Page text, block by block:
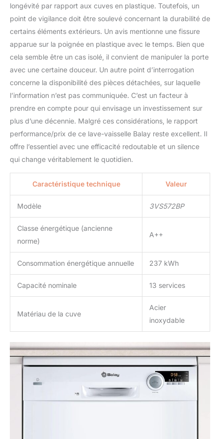
longévité par rapport aux cuves en plastique. Toutefois, un
point de vigilance doit être soulevé concernant la durabilité de
certains éléments extérieurs. Un avis mentionne une fissure
apparue sur la poignée en plastique avec le temps. Bien que
cela semble être un cas isolé, il convient de manipuler la porte
avec une certaine douceur. Un autre point d’interrogation
concerne la disponibilité des pièces détachées, sur laquelle
l’information n’est pas communiquée. C’est un facteur à
prendre en compte pour qui envisage un investissement sur
plus d’une décennie. Malgré ces considérations, le rapport
performance/prix de ce lave-vaisselle Balay reste excellent. Il
offre l’essentiel avec une efficacité redoutable et un silence
qui change véritablement le quotidien.
Caractéristique technique Valeur
Modèle 3VS572BP
Classe énergétique (ancienne
norme)
A++
Consommation énergétique annuelle 237 kWh
Capacité nominale 13 services
Matériau de la cuve
Acier
inoxydable